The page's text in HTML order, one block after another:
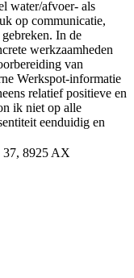
water/afvoer- als
op communicatie,
In de
werkzaamheden
van
Werkspot-informatie
relatief positieve en
ik niet op alle
eenduidig en
37, 8925 AX